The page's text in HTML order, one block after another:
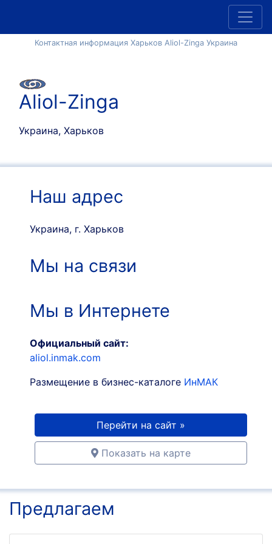
Контактная информация Харьков Aliol-Zinga Украина
Aliol-Zinga
Украина, Харьков
Наш адрес
Украина, г. Харьков
Мы на связи
Мы в Интернете
Официальный сайт:
aliol.inmak.com
Размещение в бизнес-каталоге ИнМАК
Перейти на сайт »
Показать на карте
Предлагаем